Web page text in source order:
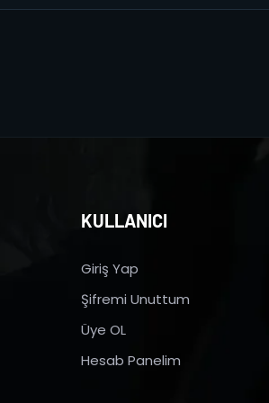
KULLANICI
Giriş Yap
Şifremi Unuttum
Üye OL
Hesab Panelim